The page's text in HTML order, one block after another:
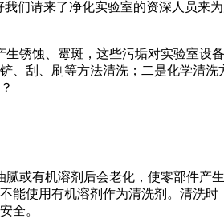
我们请来了净化实验室的资深人员来
锈蚀、霉斑，这些污垢对实验室
刮、刷等方法清洗；二是化学清
或有机溶剂后会老化，使零部件产
使用有机溶剂作为清洗剂。清洗
全。